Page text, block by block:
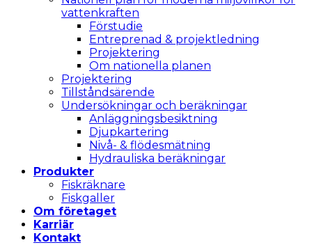
vattenkraften
Förstudie
Entreprenad & projektledning
Projektering
Om nationella planen
Projektering
Tillståndsärende
Undersökningar och beräkningar
Anläggningsbesiktning
Djupkartering
Nivå- & flödesmätning
Hydrauliska beräkningar
Produkter
Fiskräknare
Fiskgaller
Om företaget
Karriär
Kontakt